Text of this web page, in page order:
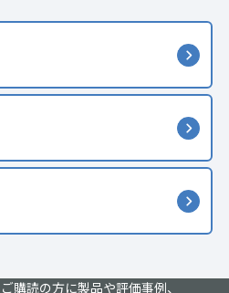
購読の方に製品や評価事例、